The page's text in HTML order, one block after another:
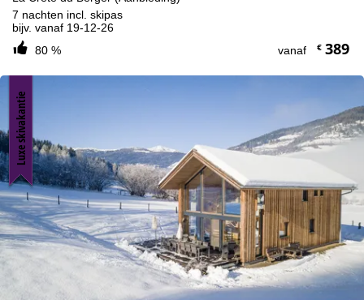
7 nachten incl. skipas
bijv. vanaf 19-12-26
80 %
vanaf €389
Luxe skivakantie